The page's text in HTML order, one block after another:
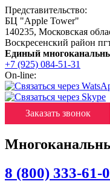
Представительство:
БЦ "Apple Tower"
140235, Московская
Воскресенский район
Единый
+7 (925) 084-51-31
On-line:
Заказать звонок
8 (800) 333-61-